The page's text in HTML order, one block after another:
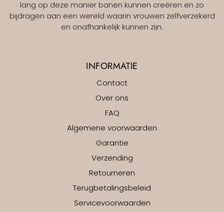
lang op deze manier banen kunnen creëren en zo
bijdragen aan een wereld waarin vrouwen zelfverzekerd
en onafhankelijk kunnen zijn.
INFORMATIE
Contact
Over ons
FAQ
Algemene voorwaarden
Garantie
Verzending
Retourneren
Terugbetalingsbeleid
Servicevoorwaarden